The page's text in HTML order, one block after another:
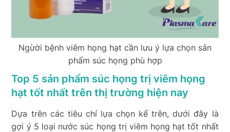
Ngừời bệnh viêm họng hạt cần lưu ý lựa chọn sản
phẩm súc họng phù hợp
Top 5 sản phẩm súc họng trị viêm họng
hạt tốt nhất trên thị trường hiện nay
Dựa trên các tiêu chí lựa chọn kể trên, dưới đây là
gợi ý 5 loại nước súc họng trị viêm họng hạt tốt nhất